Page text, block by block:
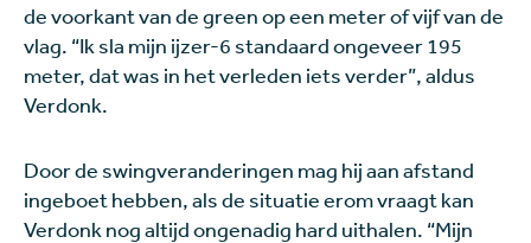
de voorkant van de green op een meter of vijf van de
vlag. “Ik sla mijn ijzer-6 standaard ongeveer 195
meter, dat was in het verleden iets verder”, aldus
Verdonk.
Door de swingveranderingen mag hij aan afstand
ingeboet hebben, als de situatie erom vraagt kan
Verdonk nog altijd ongenadig hard uithalen. “Mijn